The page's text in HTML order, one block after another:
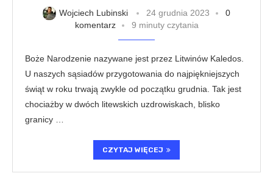
Wojciech Lubinski 24 grudnia 2023
0
komentarz
9 minuty czytania
Boże Narodzenie nazywane jest przez Litwinów Kaledos.
U naszych sąsiadów przygotowania do najpiękniejszych
świąt w roku trwają zwykle od początku grudnia. Tak jest
chociażby w dwóch litewskich uzdrowiskach, blisko
granicy …
CZYTAJ WIĘCEJ